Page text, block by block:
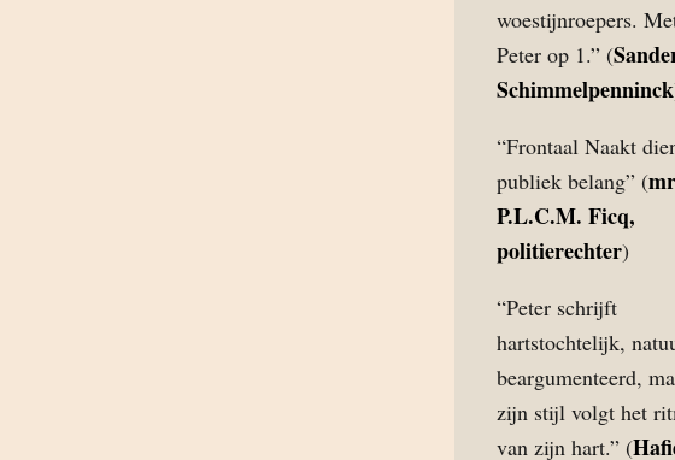
woestijnroepers.
Peter op 1.” (
Schimmelpenninck
“Frontaal Naakt
publiek belang” (
P.L.C.M. Ficq,
politierechter)
“Peter schrijft
hartstochtelijk,
beargumenteerd,
zijn stijl volgt het
van zijn hart.” (